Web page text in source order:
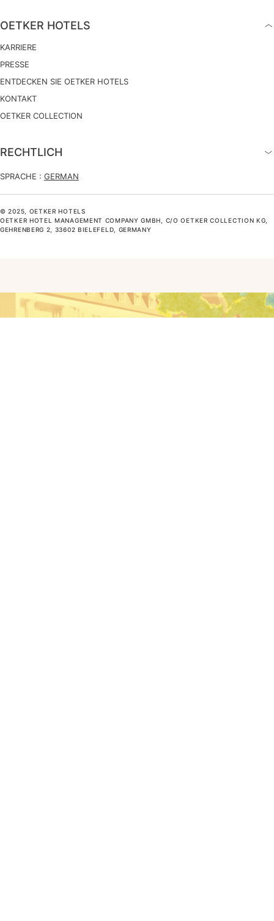
OETKER HOTELS
KARRIERE
PRESSE
ENTDECKEN SIE OETKER HOTELS
KONTAKT
OETKER COLLECTION
RECHTLICH
SPRACHE : GERMAN
© 2025, OETKER HOTELS
OETKER HOTEL MANAGEMENT COMPANY GMBH, C/O OETKER COLLECTION KG,
GEHRENBERG 2, 33602 BIELEFELD, GERMANY